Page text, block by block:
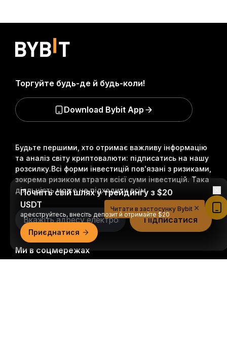
Будьте першими, хто отримає важливу інформацію
та аналіз світу криптовалюти: підписатись на нашу
розсилку.Всі форми інвестицій пов’язані з ризиками,
зокрема ризиком втрати всієї суми інвестицій. Така
діяльність може не підходити всім.
Підписатися
Ми в соцмережах
Торгуйте будь-де й будь-коли!
Download Bybit App
Почніть свій шлях у трейдингу з $20
USDT
ареєструйтесь, внесіть депозит й отримайте $20
Приєднатися
Читати в застосунку Bybit